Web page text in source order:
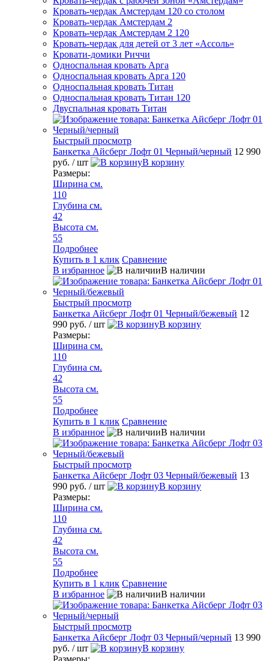
Кровать-чердак Амстердам 120 со столом
Кровать-чердак Амстердам 2
Кровать-чердак Амстердам 2 120
Кровать-чердак для детей от 3 лет «Ассоль»
Кровати-домики Риччи
Односпальная кровать Арга
Односпальная кровать Арга 120
Односпальная кровать Титан
Односпальная кровать Титан 120
Двуспальная кровать Титан
Быстрый просмотр
Банкетка Айсберг Лофт 01 Черный/черный 12 990
руб. / шт
В корзину
Размеры:
Ширина см.
110
Глубина см.
42
Высота см.
55
Подробнее
Купить в 1 клик Сравнение
В избранное
В наличии
Быстрый просмотр
Банкетка Айсберг Лофт 01 Черный/бежевый 12
990 руб. / шт
В корзину
Размеры:
Ширина см.
110
Глубина см.
42
Высота см.
55
Подробнее
Купить в 1 клик Сравнение
В избранное
В наличии
Быстрый просмотр
Банкетка Айсберг Лофт 03 Черный/бежевый 13
990 руб. / шт
В корзину
Размеры:
Ширина см.
110
Глубина см.
42
Высота см.
55
Подробнее
Купить в 1 клик Сравнение
В избранное
В наличии
Быстрый просмотр
Банкетка Айсберг Лофт 03 Черный/черный 13 990
руб. / шт
В корзину
Размеры: